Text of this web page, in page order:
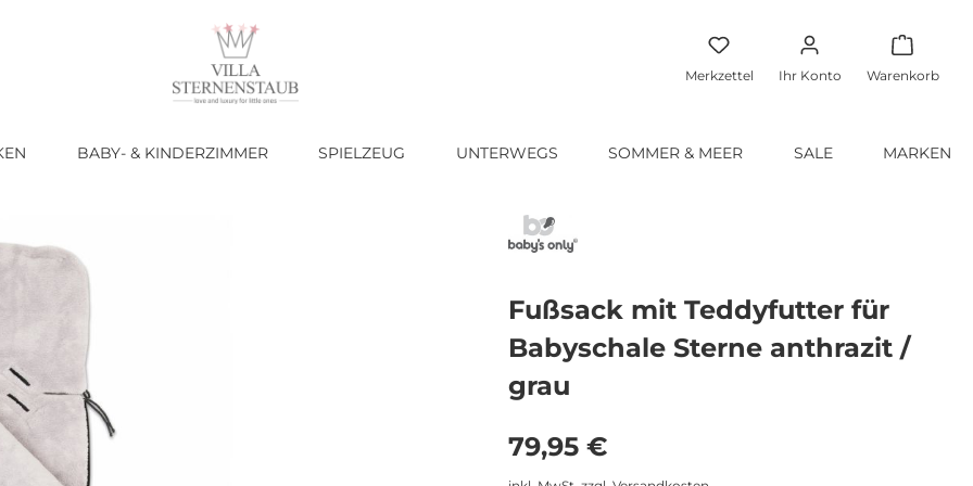
Merkzettel Ihr Konto Warenkorb
BABY- & KINDERZIMMER SPIELZEUG UNTERWEGS SOMMER & MEER SALE MARKEN
Fußsack mit Teddyfutter für
Babyschale Sterne anthrazit /
grau
Regulärer Preis:
79,95 €